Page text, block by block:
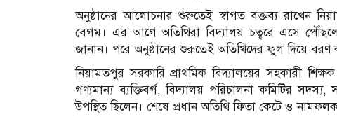
অনুষ্ঠানের আলোচনার শুরুতেই স্বাগত বক্তব্য রাখেন
বেগম। এর আগে অতিথিরা বিদ্যালয় চত্বরে এসে
জানান। পরে অনুষ্ঠানের শুরুতেই অতিথিদের ফুল দিয়ে বরণ
নিয়ামতপুর সরকারি প্রাথমিক বিদ্যালয়ের সহকারী
গণ্যমান্য ব্যক্তিবর্গ, বিদ্যালয় পরিচালনা কমিটির
উপস্থিত ছিলেন। শেষে প্রধান অতিথি ফিতা কেটে ও